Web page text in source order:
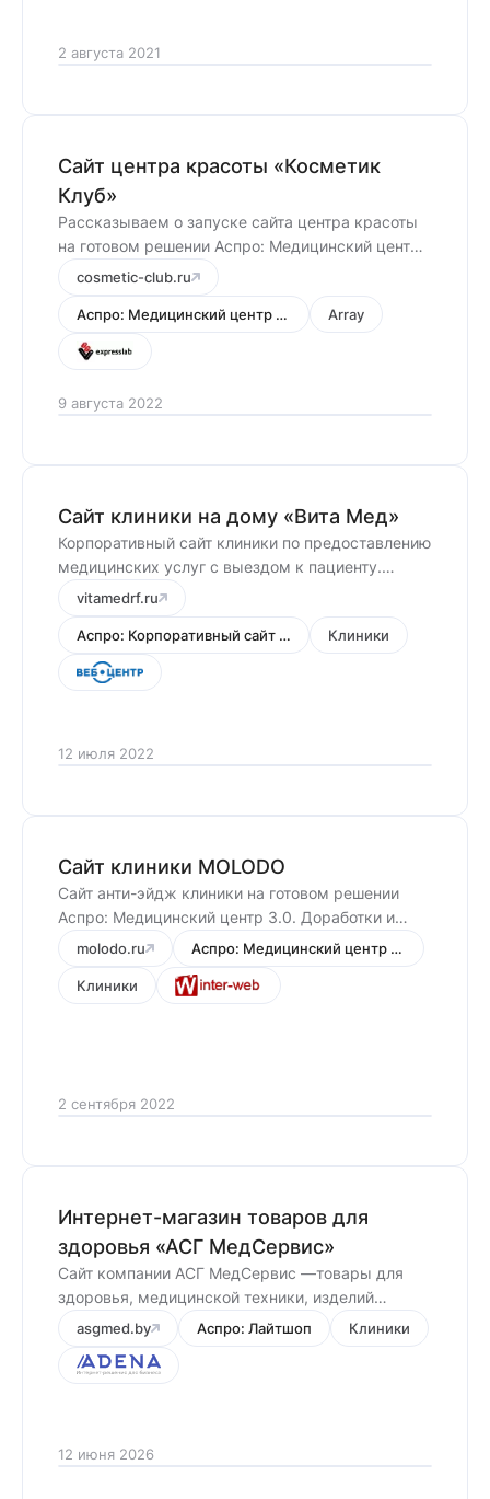
2 августа 2021
Сайт центра красоты «Косметик
Клуб»
Рассказываем о запуске сайта центра красоты
на готовом решении Аспро: Медицинский центр
3.0cosmetic-club.ru
Аспро: Медицинский центр 3.0 Array
9 августа 2022
Сайт клиники на дому «Вита Мед»
Корпоративный сайт клиники по предоставлению
медицинских услуг с выездом к пациенту.
Проект и доработки выполнил наш партнер —
интернет-агентство «Веб-центр».
vitamedrf.ru
Аспро: Корпоративный сайт 3.0 Клиники
12 июля 2022
Сайт клиники MOLODO
Сайт анти-эйдж клиники на готовом решении
Аспро: Медицинский центр 3.0. Доработки и
настройку выполнил наш партнер — студия Inter
Web.
molodo.ru Аспро: Медицинский центр 3.0
Клиники
2 сентября 2022
Интернет-магазин товаров для
здоровья «АСГ МедСервис»
Сайт компании АСГ МедСервис —товары для
здоровья, медицинской техники, изделий
медицинского назначения и средств
реабилитации для пожилых людей и инвалидов.
Проект выполнен нашим партнером —
asgmed.by Аспро: Лайтшоп Клиники
12 июня 2026